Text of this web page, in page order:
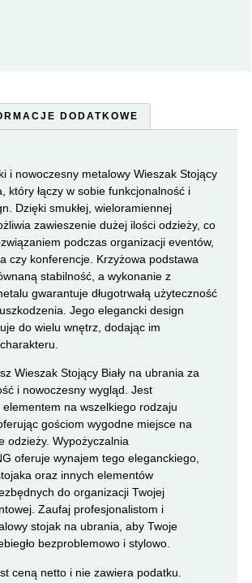
DODATKOWE
i nowoczesny metalowy Wieszak Stojący
który łączy w sobie funkcjonalność i
Dzięki smukłej, wieloramiennej
zawieszenie dużej ilości odzieży, co
podczas organizacji eventów,
czy konferencje. Krzyżowa podstawa
stabilność, a wykonanie z
gwarantuje długotrwałą użyteczność
Jego elegancki design
do wielu wnętrz, dodając im
Wieszak Stojący Biały na ubrania za
i nowoczesny wygląd. Jest
na wszelkiego rodzaju
gościom wygodne miejsce na
odzieży. Wypożyczalnia
oferuje wynajem tego eleganckiego,
oraz innych elementów
do organizacji Twojej
Zaufaj profesjonalistom i
stojak na ubrania, aby Twoje
bezproblemowo i stylowo.
ceną netto i nie zawiera podatku.